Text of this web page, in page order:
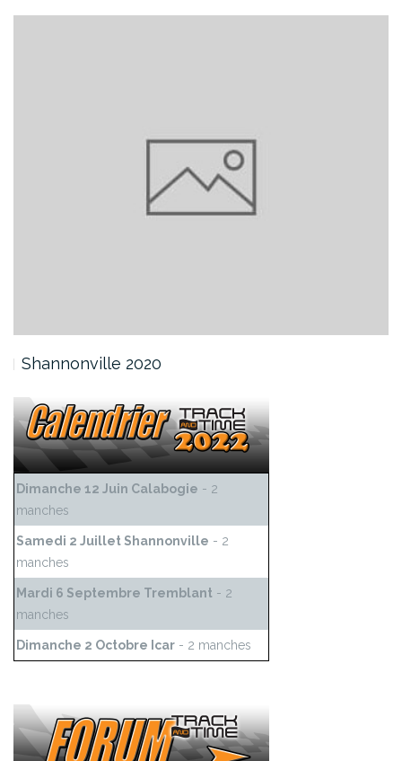
Shannonville 2020
Dimanche 12 Juin Calabogie - 2
manches
Samedi 2 Juillet Shannonville - 2
manches
Mardi 6 Septembre Tremblant - 2
manches
Dimanche 2 Octobre Icar - 2 manches